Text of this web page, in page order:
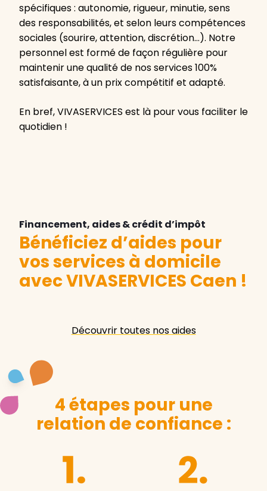
spécifiques : autonomie, rigueur, minutie, sens
des responsabilités, et selon leurs compétences
sociales (sourire, attention, discrétion…). Notre
personnel est formé de façon régulière pour
maintenir une qualité de nos services 100%
satisfaisante, à un prix compétitif et adapté.
En bref, VIVASERVICES est là pour vous faciliter le
quotidien !
Financement, aides & crédit d’impôt
Bénéficiez d’aides pour
vos services à domicile
avec VIVASERVICES Caen !
Découvrir toutes nos aides
4 étapes pour une
relation de confiance :